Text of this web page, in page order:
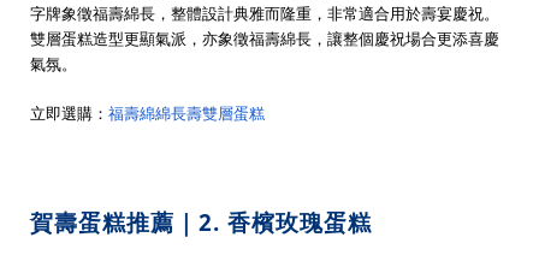
字牌象徵福壽綿長，整體設計典雅而隆重，非常適合用於壽宴慶祝。
雙層蛋糕造型更顯氣派，亦象徵福壽綿長，讓整個慶祝場合更添喜慶
氣氛。
立即選購： 福壽綿綿長壽雙層蛋糕
賀壽蛋糕推薦｜2. 香檳玫瑰蛋糕